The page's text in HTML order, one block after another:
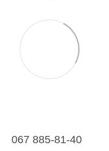
067 885-81-40